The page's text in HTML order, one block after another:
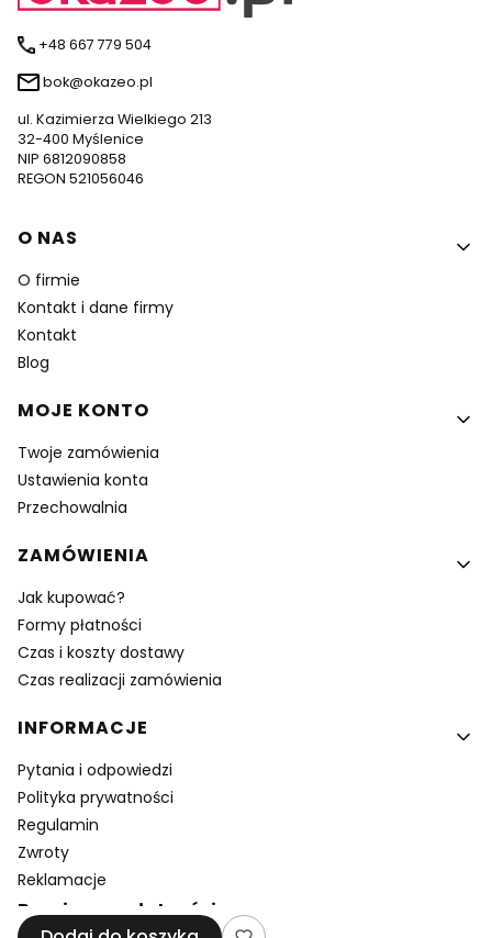
+48 667 779 504
bok@okazeo.pl
ul. Kazimierza Wielkiego 213
32-400 Myślenice
NIP 6812090858
REGON 521056046
Linki w stopce
O NAS
O firmie
Kontakt i dane firmy
Kontakt
Blog
MOJE KONTO
Twoje zamówienia
Ustawienia konta
Przechowalnia
ZAMÓWIENIA
Jak kupować?
Formy płatności
Czas i koszty dostawy
Czas realizacji zamówienia
INFORMACJE
Pytania i odpowiedzi
Polityka prywatności
Regulamin
Zwroty
Reklamacje
Bezpieczne płatności